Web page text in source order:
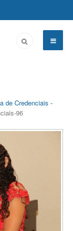
de Credenciais -
96